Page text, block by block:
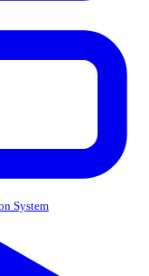
System